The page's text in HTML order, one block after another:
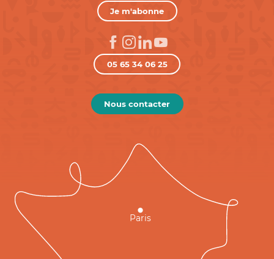
Je m'abonne
05 65 34 06 25
Nous contacter
Paris